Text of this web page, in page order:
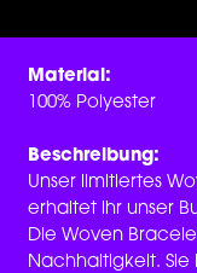
Material:
100% Polyester
Beschreibung:
Unser limitiertes
erhaltet ihr unser
Die Woven
Nachhaltigkeit.